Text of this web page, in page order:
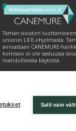
Salli vain
Tämän sivuston
unionin LIFE-ohjelmasta.
ainoastaan CANEMURE-
komissio ei ole vastuussa
mahdollisesta käytöstä.